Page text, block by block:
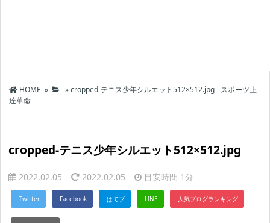
HOME » »cropped-テニス少年シルエット512×512.jpg - スポーツ上
達革命
cropped-テニス少年シルエット512×512.jpg
2022.02.05 2022.02.05 目安時間 1分